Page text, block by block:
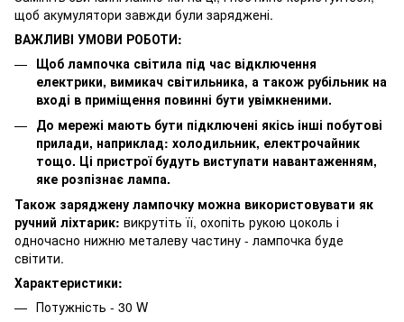
щоб акумулятори завжди були заряджені.
ВАЖЛИВІ УМОВИ РОБОТИ:
Щоб лампочка світила під час відключення
електрики, вимикач світильника, а також рубільник на
вході в приміщення повинні бути увімкненими.
До мережі мають бути підключені якісь інші побутові
прилади, наприклад: холодильник, електрочайник
тощо. Ці пристрої будуть виступати навантаженням,
яке розпізнає лампа.
Також заряджену лампочку можна використовувати як
ручний ліхтарик: викрутіть її, охопіть рукою цоколь і
одночасно нижню металеву частину - лампочка буде
світити.
Характеристики:
Потужність - 30 W